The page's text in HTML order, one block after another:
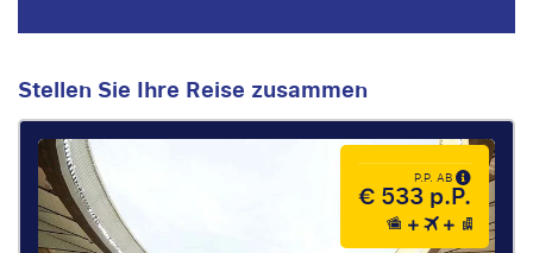
Stellen Sie Ihre Reise zusammen
P.P. AB
€ 533 p.P.